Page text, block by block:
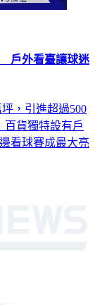
戶外看臺讓球迷
，引進超過500
百貨獨特設有戶
看球賽成最大亮